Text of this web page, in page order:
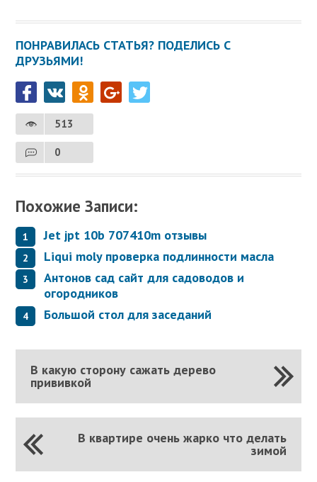
ПОНРАВИЛАСЬ СТАТЬЯ? ПОДЕЛИСЬ С
ДРУЗЬЯМИ!
513
0
Похожие Записи:
Jet jpt 10b 707410m отзывы
Liqui moly проверка подлинности масла
Антонов сад сайт для садоводов и
огородников
Большой стол для заседаний
В какую сторону сажать дерево
прививкой
В квартире очень жарко что делать
зимой